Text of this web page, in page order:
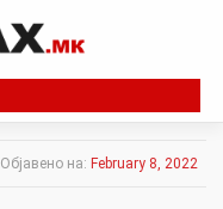
Објавено на: February 8, 2022